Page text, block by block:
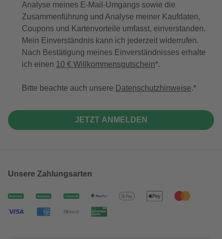
Analyse meines E-Mail-Umgangs sowie die
Zusammenführung und Analyse meiner Kaufdaten,
Coupons und Kartenvorteile umfasst, einverstanden.
Mein Einverständnis kann ich jederzeit widerrufen.
Nach Bestätigung meines Einverständnisses erhalte
ich einen 10 € Willkommensgutschein*.
Bitte beachte auch unsere Datenschutzhinweise.
JETZT ANMELDEN
Unsere Zahlungsarten